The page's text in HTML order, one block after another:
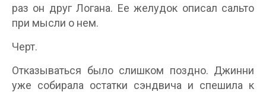
раз он друг Логана. Ее желудок описал сальто
при мысли о нем.
Черт.
Отказываться было слишком поздно. Джинни
уже собирала остатки сэндвича и спешила к